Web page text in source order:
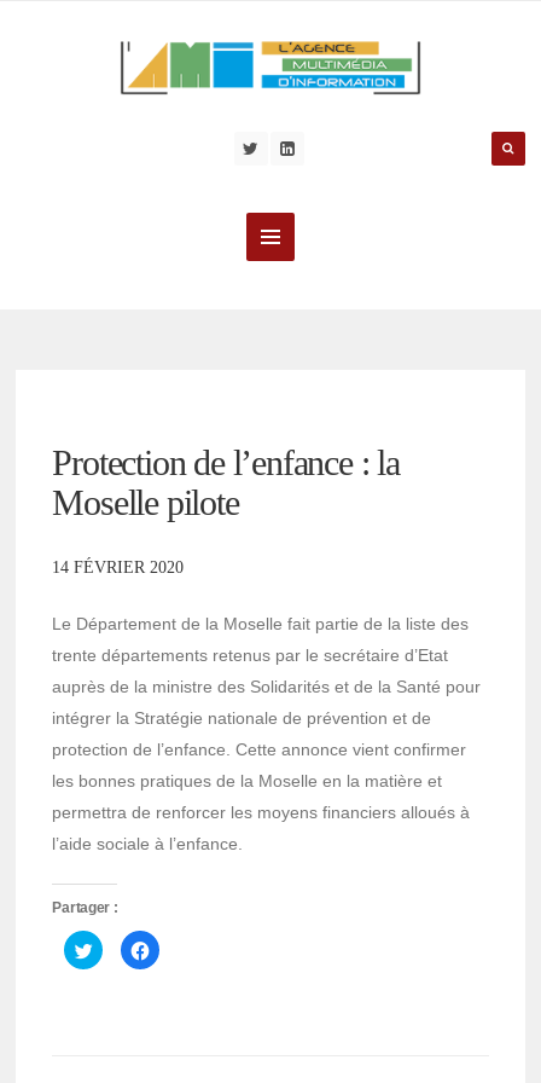
Protection de l’enfance : la
Moselle pilote
14 FÉVRIER 2020
Le Département de la Moselle fait partie de la liste des
trente départements retenus par le secrétaire d’Etat
auprès de la ministre des Solidarités et de la Santé pour
intégrer la Stratégie nationale de prévention et de
protection de l’enfance. Cette annonce vient confirmer
les bonnes pratiques de la Moselle en la matière et
permettra de renforcer les moyens financiers alloués à
l’aide sociale à l’enfance.
Partager :
Cliquez
pour
partager
Cliquez
pour